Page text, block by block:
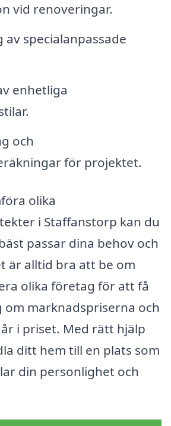
vid renoveringar.
specialanpassade
enhetliga
och
för projektet.
olika
i Staffanstorp kan du
passar dina behov och
är alltid bra att be om
olika företag för att få
marknadspriserna och
i priset. Med rätt hjälp
ditt hem till en plats som
din personlighet och